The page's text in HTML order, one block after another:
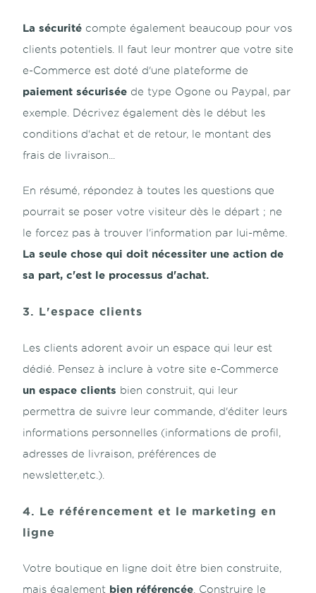
La sécurité compte également beaucoup pour vos
clients potentiels. Il faut leur montrer que votre site
e-Commerce est doté d'une plateforme de
paiement sécurisée de type Ogone ou Paypal, par
exemple. Décrivez également dès le début les
conditions d'achat et de retour, le montant des
frais de livraison...
En résumé, répondez à toutes les questions que
pourrait se poser votre visiteur dès le départ ; ne
le forcez pas à trouver l'information par lui-même.
La seule chose qui doit nécessiter une action de
sa part, c'est le processus d'achat.
3. L'espace clients
Les clients adorent avoir un espace qui leur est
dédié. Pensez à inclure à votre site e-Commerce
un espace clients bien construit, qui leur
permettra de suivre leur commande, d'éditer leurs
informations personnelles (informations de profil,
adresses de livraison, préférences de
newsletter,etc.).
4. Le référencement et le marketing en
ligne
Votre boutique en ligne doit être bien construite,
mais également bien référencée . Construire le